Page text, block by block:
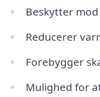
Beskytter
Reducerer
Forebygger
Mulighed for